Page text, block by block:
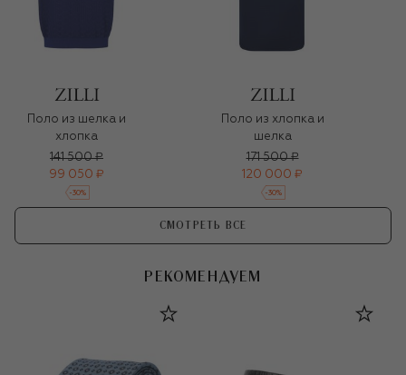
Поло из шелка и
хлопка
141 500 ₽
99 050 ₽
-30%
Поло из хлопка и
шелка
171 500 ₽
120 000 ₽
-30%
СМОТРЕТЬ ВСЕ
РЕКОМЕНДУЕМ